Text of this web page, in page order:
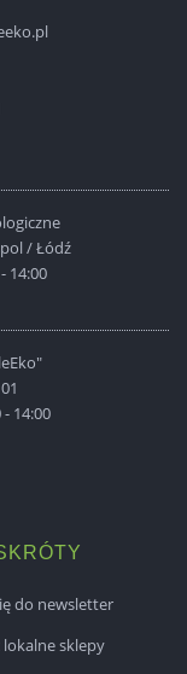
/ Łódź
14:00
14:00
do newsletter
lokalne sklepy